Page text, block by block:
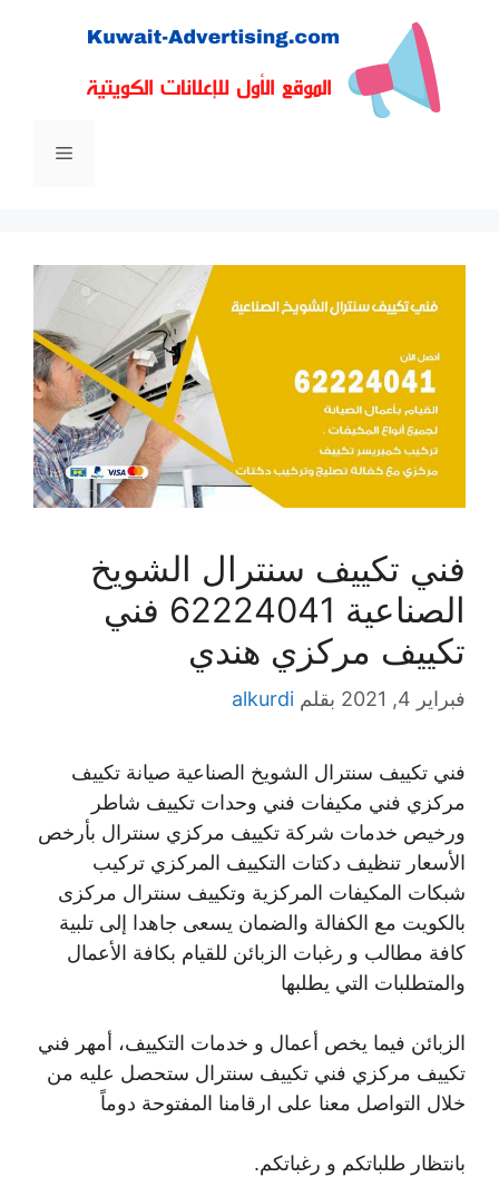
المحتوى
القائمة
فني تكييف سنترال الشويخ
الصناعية 62224041 فني
تكييف مركزي هندي
فبراير 4, 2021 بقلم alkurdi
فني تكييف سنترال الشويخ الصناعية صيانة تكييف
مركزي فني مكيفات فني وحدات تكييف شاطر
ورخيص خدمات شركة تكييف مركزي سنترال بأرخص
الأسعار تنظيف دكتات التكييف المركزي تركيب
شبكات المكيفات المركزية وتكييف سنترال مركزى
بالكويت مع الكفالة والضمان يسعى جاهدا إلى تلبية
كافة مطالب و رغبات الزبائن للقيام بكافة الأعمال
والمتطلبات التي يطلبها
الزبائن فيما يخص أعمال و خدمات التكييف، أمهر فني
تكييف مركزي فني تكييف سنترال ستحصل عليه من
خلال التواصل معنا على ارقامنا المفتوحة دوماً
بانتظار طلباتكم و رغباتكم.